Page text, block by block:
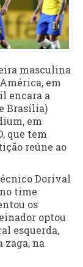
masculina
em
encara a
Brasília)
em
que tem
reúne ao
Dorival
time
os
optou
esquerda,
na